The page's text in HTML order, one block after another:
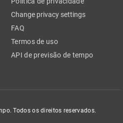
Change privacy settings
FAQ
Termos de uso
API de previsão de tempo
Todos os direitos reservados.